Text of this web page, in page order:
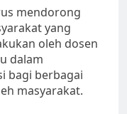
mendorong
yang
oleh dosen
dalam
bagi berbagai
masyarakat.